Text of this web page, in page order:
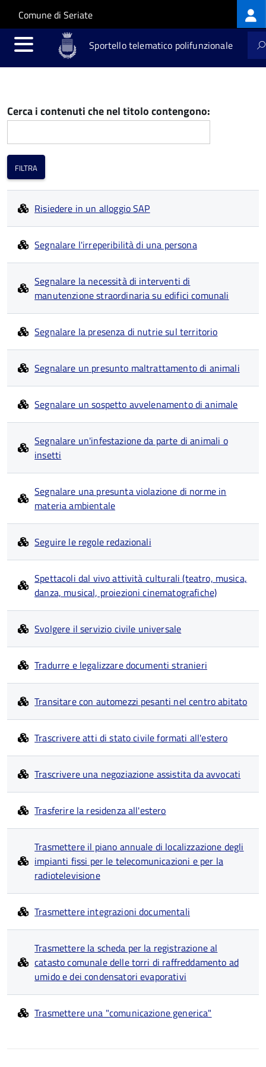
Salta al contenuto principale
Skip to site navigation
Comune di Seriate
Sportello telematico polifunzionale
Cerca i contenuti che nel titolo contengono:
Risiedere in un alloggio SAP
Segnalare l'irreperibilità di una persona
Segnalare la necessità di interventi di
manutenzione straordinaria su edifici comunali
Segnalare la presenza di nutrie sul territorio
Segnalare un presunto maltrattamento di animali
Segnalare un sospetto avvelenamento di animale
Segnalare un'infestazione da parte di animali o
insetti
Segnalare una presunta violazione di norme in
materia ambientale
Seguire le regole redazionali
Spettacoli dal vivo attività culturali (teatro, musica,
danza, musical, proiezioni cinematografiche)
Svolgere il servizio civile universale
Tradurre e legalizzare documenti stranieri
Transitare con automezzi pesanti nel centro abitato
Trascrivere atti di stato civile formati all'estero
Trascrivere una negoziazione assistita da avvocati
Trasferire la residenza all'estero
Trasmettere il piano annuale di localizzazione degli
impianti fissi per le telecomunicazioni e per la
radiotelevisione
Trasmettere integrazioni documentali
Trasmettere la scheda per la registrazione al
catasto comunale delle torri di raffreddamento ad
umido e dei condensatori evaporativi
Trasmettere una "comunicazione generica"